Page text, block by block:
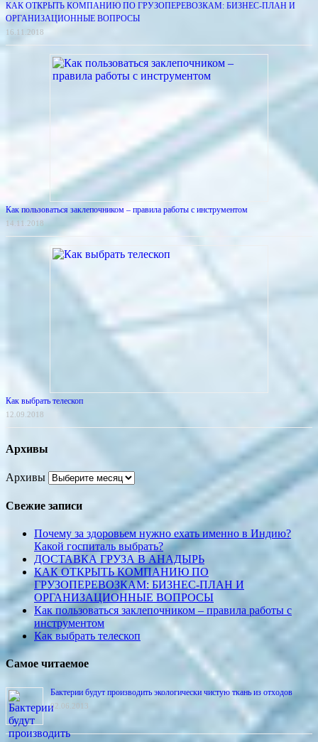
КАК ОТКРЫТЬ КОМПАНИЮ ПО ГРУЗОПЕРЕВОЗКАМ: БИЗНЕС-ПЛАН И
ОРГАНИЗАЦИОННЫЕ ВОПРОСЫ
16.11.2018
Как пользоваться заклепочником – правила работы с инструментом
14.11.2018
Как выбрать телескоп
12.09.2018
Архивы
Архивы
Свежие записи
Почему за здоровьем нужно ехать именно в Индию?
Какой госпиталь выбрать?
ДОСТАВКА ГРУЗА В АНАДЫРЬ
КАК ОТКРЫТЬ КОМПАНИЮ ПО
ГРУЗОПЕРЕВОЗКАМ: БИЗНЕС-ПЛАН И
ОРГАНИЗАЦИОННЫЕ ВОПРОСЫ
Как пользоваться заклепочником – правила работы с
инструментом
Как выбрать телескоп
Самое читаемое
Бактерии будут производить экологически чистую ткань из отходов
02.06.2013